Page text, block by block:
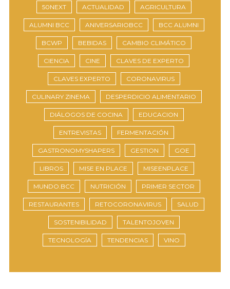
50NEXT ACTUALIDAD AGRICULTURA
ALUMNI BCC ANIVERSARIOBCC BCC ALUMNI
BCWP BEBIDAS CAMBIO CLIMÁTICO
CIENCIA CINE CLAVES DE EXPERTO
CLAVES EXPERTO CORONAVIRUS
CULINARY ZINEMA DESPERDICIO ALIMENTARIO
DIÁLOGOS DE COCINA EDUCACION
ENTREVISTAS FERMENTACIÓN
GASTRONOMYSHAPERS GESTION GOE
LIBROS MISE EN PLACE MISEENPLACE
MUNDO.BCC NUTRICIÓN PRIMER SECTOR
RESTAURANTES RETOCORONAVIRUS SALUD
SOSTENIBILIDAD TALENTOJOVEN
TECNOLOGÍA TENDENCIAS VINO